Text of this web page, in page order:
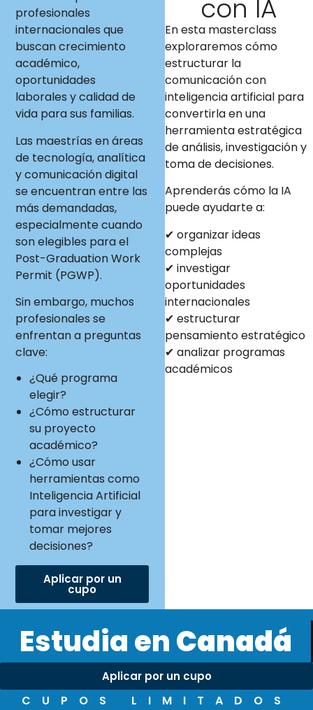
profesionales
internacionales que
buscan crecimiento
académico,
oportunidades
laborales y calidad de
vida para sus familias.
Las maestrías en áreas
de tecnología, analítica
y comunicación digital
se encuentran entre las
más demandadas,
especialmente cuando
son elegibles para el
Post-Graduation Work
Permit (PGWP).
Sin embargo, muchos
profesionales se
enfrentan a preguntas
clave:
¿Qué programa
elegir?
¿Cómo estructurar
su proyecto
académico?
¿Cómo usar
herramientas como
Inteligencia Artificial
para investigar y
tomar mejores
decisiones?
Aplicar por un
cupo
con IA
En esta masterclass
exploraremos cómo
estructurar la
comunicación con
inteligencia artificial para
convertirla en una
herramienta estratégica
de análisis, investigación y
toma de decisiones.
Aprenderás cómo la IA
puede ayudarte a:
✔ organizar ideas
complejas
✔ investigar
oportunidades
internacionales
✔ estructurar
pensamiento estratégico
✔ analizar programas
académicos
Estudia enCanadá
Aplicar por un cupo
CUPOS LIMITADOS